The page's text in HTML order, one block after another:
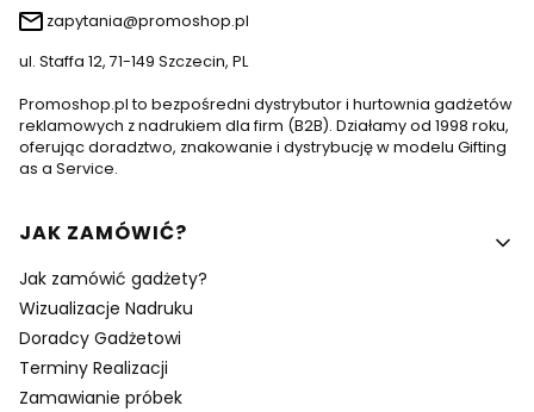
zapytania@promoshop.pl
ul. Staffa 12, 71-149 Szczecin, PL
Promoshop.pl to bezpośredni dystrybutor i hurtownia gadżetów
reklamowych z nadrukiem dla firm (B2B). Działamy od 1998 roku,
oferując doradztwo, znakowanie i dystrybucję w modelu Gifting
as a Service.
Linki w stopce
JAK ZAMÓWIĆ?
Jak zamówić gadżety?
Wizualizacje Nadruku
Doradcy Gadżetowi
Terminy Realizacji
Zamawianie próbek